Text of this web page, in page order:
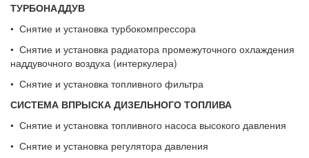
ТУРБОНАДДУВ
• Снятие и установка турбокомпрессора
• Снятие и установка радиатора промежуточного охлаждения
наддувочного воздуха (интеркулера)
• Снятие и установка топливного фильтра
СИСТЕМА ВПРЫСКА ДИЗЕЛЬНОГО ТОПЛИВА
• Снятие и установка топливного насоса высокого давления
• Снятие и установка регулятора давления